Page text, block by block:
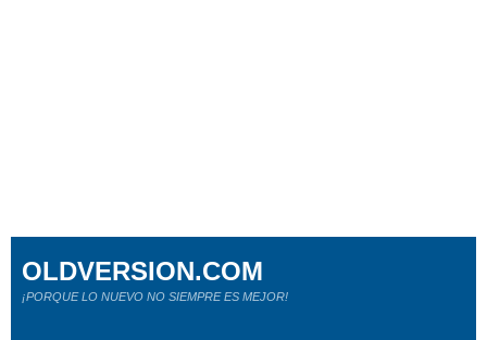
OLDVERSION.COM
¡PORQUE LO NUEVO NO SIEMPRE ES MEJOR!